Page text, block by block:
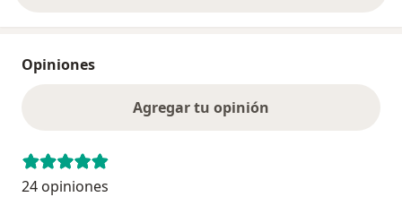
Opiniones
Agregar tu opinión
24 opiniones